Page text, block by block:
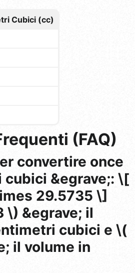
Cubici (cc)
(FAQ)
convertire once
&egrave;: \[
29.5735 \]
\) &egrave; il
cubici e \(
il volume in